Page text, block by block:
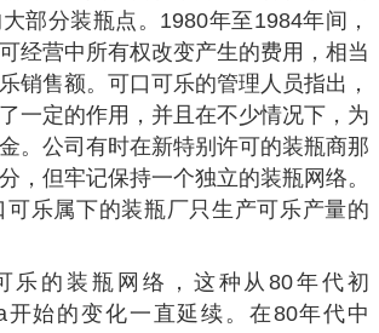
部分装瓶点。1980年至1984年间，
经营中所有权改变产生的费用，相当
销售额。可口可乐的管理人员指出，
一定的作用，并且在不少情况下，为
。公司有时在新特别许可的装瓶商那
，但牢记保持一个独立的装瓶网络。
可乐属下的装瓶厂只生产可乐产量的
乐的装瓶网络，这种从80年代初
开始的变化一直延续。在80年代中